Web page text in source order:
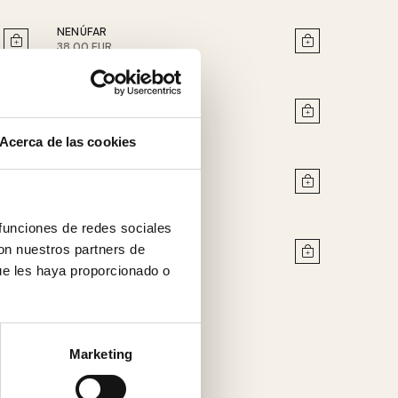
de las cookies
de redes sociales
nuestros partners de
les haya proporcionado o
Marketing
NENÚFAR
38.00 EUR
38.00 EUR
PEPA MINT
VERSAILLES BLUE
38.00 EUR